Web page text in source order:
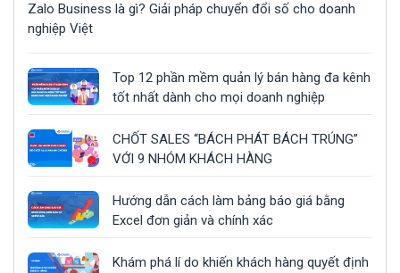
Zalo Business là gì? Giải pháp chuyển đổi số cho doanh
nghiệp Việt
Top 12 phần mềm quản lý bán hàng đa kênh
tốt nhất dành cho mọi doanh nghiệp
CHỐT SALES “BÁCH PHÁT BÁCH TRÚNG”
VỚI 9 NHÓM KHÁCH HÀNG
Hướng dẫn cách làm bảng báo giá bằng
Excel đơn giản và chính xác
Khám phá lí do khiến khách hàng quyết định